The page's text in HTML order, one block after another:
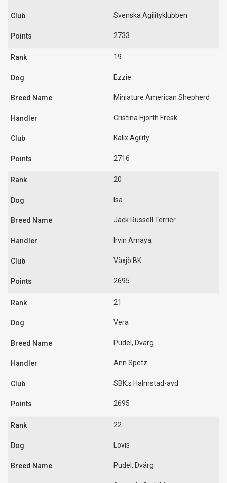
Svenska Agilityklubben
2733
19
Ezzie
Miniature American Shepherd
Cristina Hjorth Fresk
Kalix Agility
2716
20
Isa
Jack Russell Terrier
Irvin Amaya
Växjö BK
2695
21
Vera
Pudel, Dvärg
Ann Spetz
SBK:s Halmstad-avd
2695
22
Lovis
Pudel, Dvärg